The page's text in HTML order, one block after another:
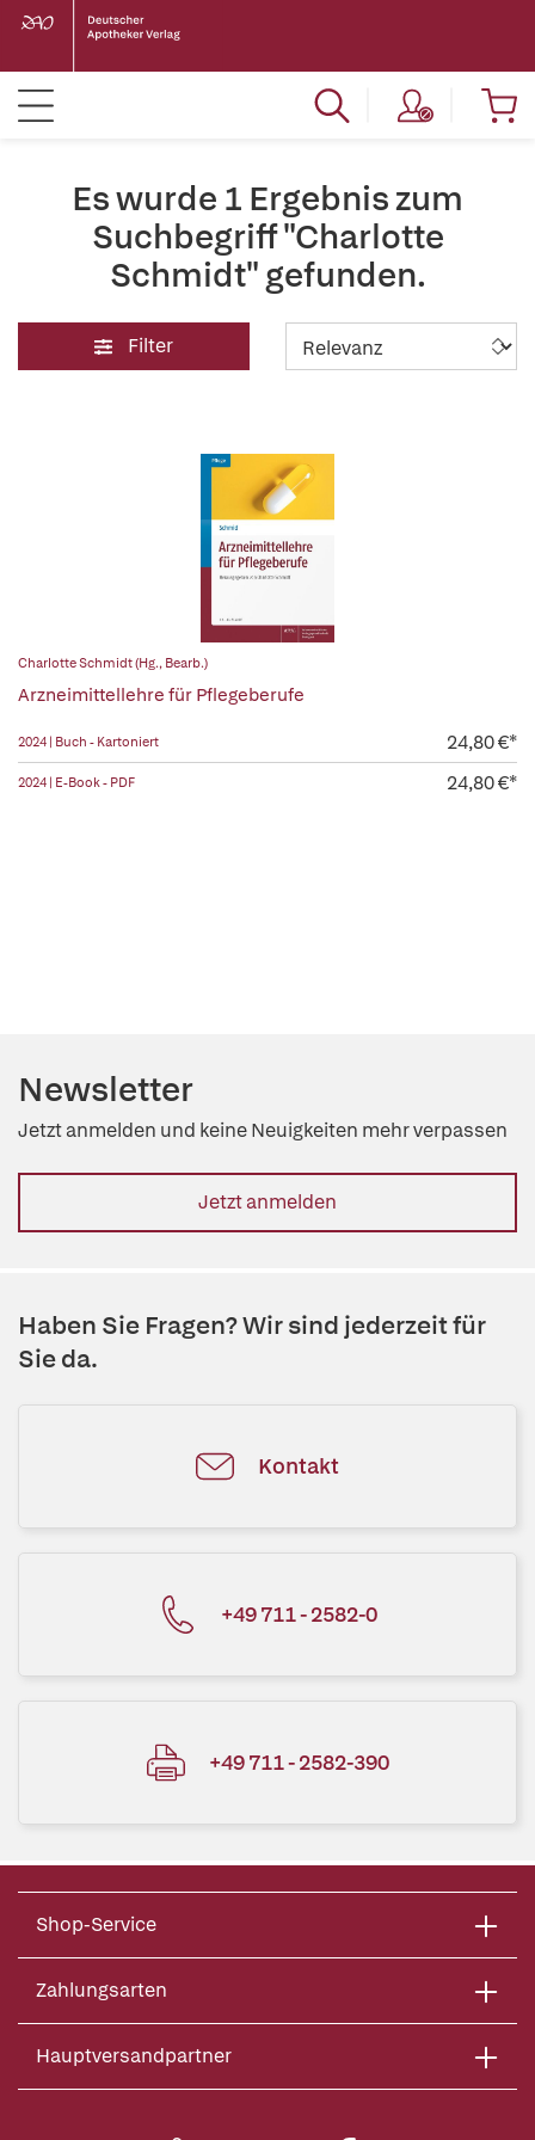
Es wurde 1 Ergebnis zum
Suchbegriff "Charlotte
Schmidt" gefunden.
Filter
Charlotte Schmidt (Hg., Bearb.)
Arzneimittellehre für Pflegeberufe
2024 | Buch - Kartoniert 24,80 €*
2024 | E-Book - PDF 24,80 €*
Newsletter
Jetzt anmelden und keine Neuigkeiten mehr verpassen
Jetzt anmelden
Haben Sie Fragen? Wir sind jederzeit für
Sie da.
Kontakt
+49 711 - 2582-0
+49 711 - 2582-390
Shop-Service
Zahlungsarten
Hauptversandpartner